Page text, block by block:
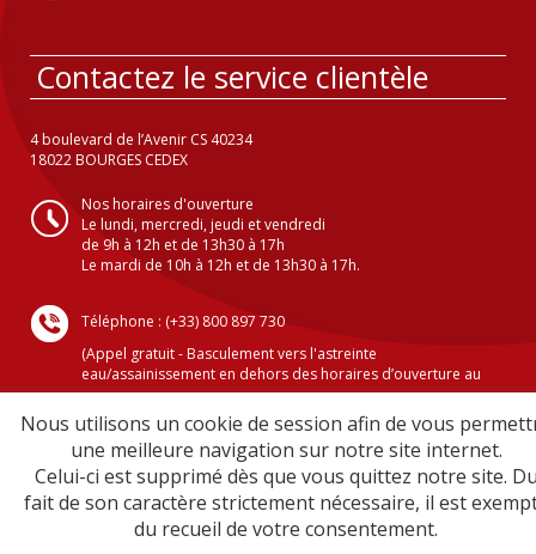
Contactez le service clientèle
4 boulevard de l’Avenir CS 40234
18022 BOURGES CEDEX
Nos horaires d'ouverture
Le lundi, mercredi, jeudi et vendredi
de 9h à 12h et de 13h30 à 17h
Le mardi de 10h à 12h et de 13h30 à 17h.
Téléphone : (+33) 800 897 730
(Appel gratuit - Basculement vers l'astreinte
eau/assainissement en dehors des horaires d’ouverture au
public )
Crédits
Mentions légales
Plan du site
Nous utilisons un cookie de session afin de vous
une meilleure navigation sur notre site internet.
Celui-ci est supprimé dès que vous quittez notre site.
fait de son caractère strictement nécessaire, il est
du recueil de votre consentement.